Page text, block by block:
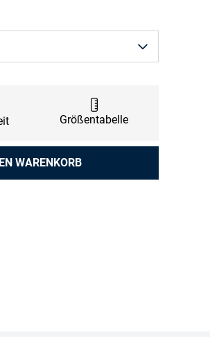
Größentabelle
WARENKORB